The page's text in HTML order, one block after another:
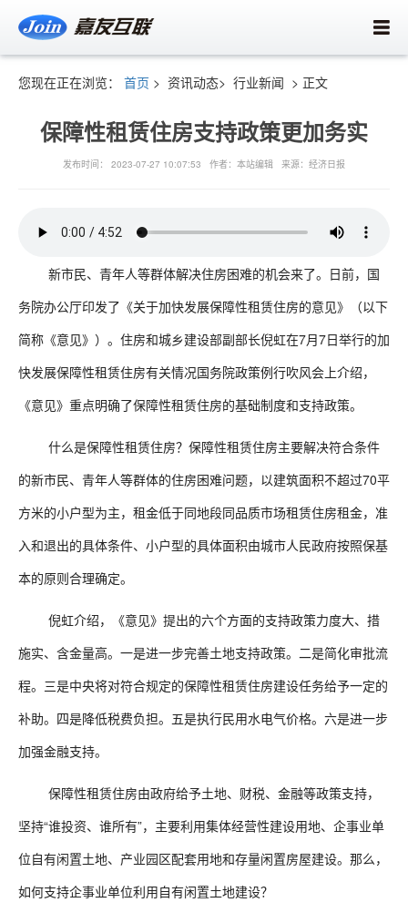
您现在正在浏览： 首页 > 资讯动态> 行业新闻 > 正文
保障性租赁住房支持政策更加务实
发布时间： 2023-07-27 10:07:53 作者：本站编辑 来源：经济日报
新市民、青年人等群体解决住房困难的机会来了。日前，国
务院办公厅印发了《关于加快发展保障性租赁住房的意见》（以下
简称《意见》）。住房和城乡建设部副部长倪虹在7月7日举行的加
快发展保障性租赁住房有关情况国务院政策例行吹风会上介绍，
《意见》重点明确了保障性租赁住房的基础制度和支持政策。
什么是保障性租赁住房？保障性租赁住房主要解决符合条件
的新市民、青年人等群体的住房困难问题，以建筑面积不超过70平
方米的小户型为主，租金低于同地段同品质市场租赁住房租金，准
入和退出的具体条件、小户型的具体面积由城市人民政府按照保基
本的原则合理确定。
倪虹介绍，《意见》提出的六个方面的支持政策力度大、措
施实、含金量高。一是进一步完善土地支持政策。二是简化审批流
程。三是中央将对符合规定的保障性租赁住房建设任务给予一定的
补助。四是降低税费负担。五是执行民用水电气价格。六是进一步
加强金融支持。
保障性租赁住房由政府给予土地、财税、金融等政策支持，
坚持“谁投资、谁所有”，主要利用集体经营性建设用地、企事业单
位自有闲置土地、产业园区配套用地和存量闲置房屋建设。那么，
如何支持企事业单位利用自有闲置土地建设？